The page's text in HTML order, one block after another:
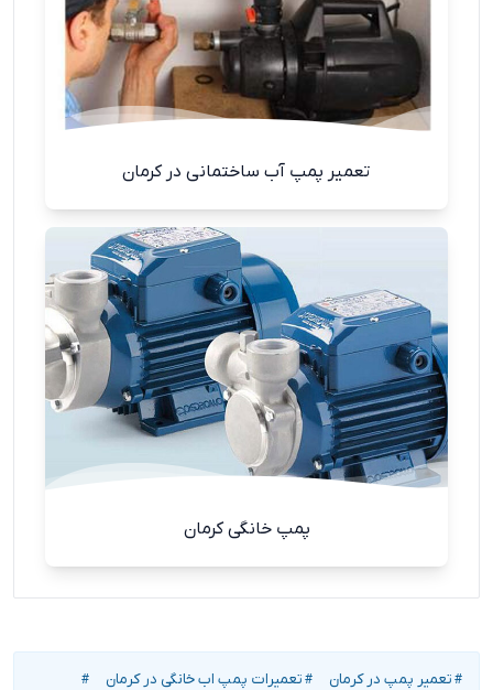
تعمیر پمپ آب ساختمانی در کرمان
پمپ خانگی کرمان
#تعمیر پمپ در کرمان #تعمیرات پمپ اب خانگی در کرمان #